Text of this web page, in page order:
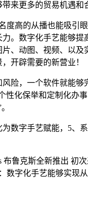
更多的贸易机遇和
高的从播也能吸引眼
。数字化手艺能够
、动图、视频、以
开辟需要的新营业！
，一个软件就能够
性化保举和定制化办
字手艺赋能，5、系
克斯全新推出 初次
数字化手艺能够实现